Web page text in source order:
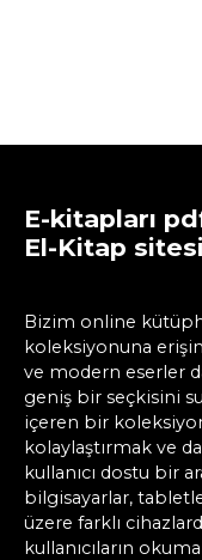
E-kitapları
El-Kitap sitesi
Bizim online
koleksiyonuna
ve modern eserler
geniş bir seçkisini
içeren bir
kolaylaştırmak ve
kullanıcı dostu bir
bilgisayarlar,
üzere farklı
kullanıcıların okuma